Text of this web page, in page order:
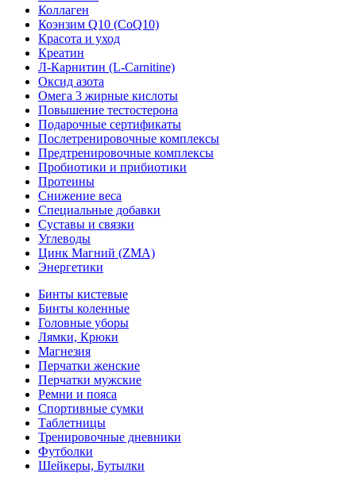
Коллаген
Коэнзим Q10 (CoQ10)
Красота и уход
Креатин
Л-Карнитин (L-Сarnitine)
Оксид азота
Омега 3 жирные кислоты
Повышение тестостерона
Подарочные сертификаты
Послетренировочные комплексы
Предтренировочные комплексы
Пробиотики и прибиотики
Протеины
Снижение веса
Специальные добавки
Суставы и связки
Углеводы
Цинк Магний (ZMA)
Энергетики
Бинты кистевые
Бинты коленные
Головные уборы
Лямки, Крюки
Магнезия
Перчатки женские
Перчатки мужские
Ремни и пояса
Спортивные сумки
Таблетницы
Тренировочные дневники
Футболки
Шейкеры, Бутылки